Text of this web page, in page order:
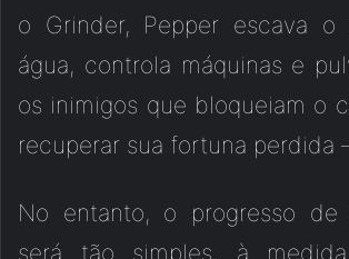
o Grinder, Pepper escava
água, controla máquinas e
os inimigos que bloqueiam o
recuperar sua fortuna perdida
No entanto, o progresso de
será tão simples, à